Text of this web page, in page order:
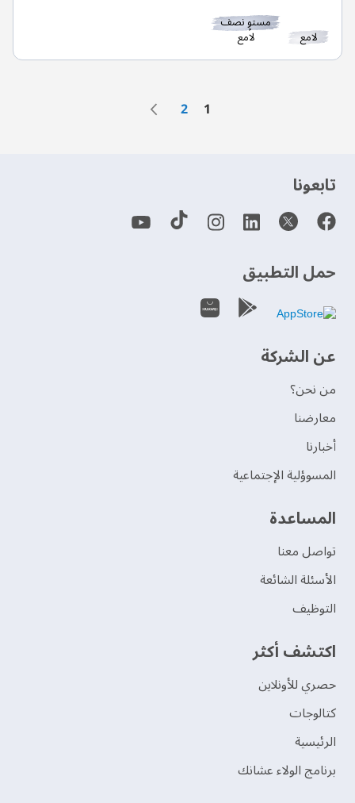
لامع
مستوٍ نصف
لامع
الصفحة
أنت تقرأ الصفحة حاليًا
1 الصفحة
2
‫تابعونا‬
حمل التطبيق
عن الشركة
من نحن؟
‫معارضنا‬
‫أخبارنا‬
المسوؤلية الإجتماعية
‫المساعدة‬
تواصل معنا
الأسئلة الشائعة
التوظيف
اكتشف أكثر
حصري للأونلاين
‫كتالوجات‬
الرئيسية
برنامج الولاء عشانك